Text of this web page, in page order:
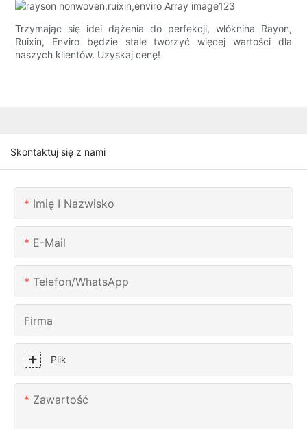
Trzymając się idei dążenia do perfekcji, włóknina Rayon,
Ruixin, Enviro będzie stale tworzyć więcej wartości dla
naszych klientów. Uzyskaj cenę!
Skontaktuj się z nami
Imię I Nazwisko
E-Mail
Telefon/WhatsApp
Firma
Plik
Zawartość